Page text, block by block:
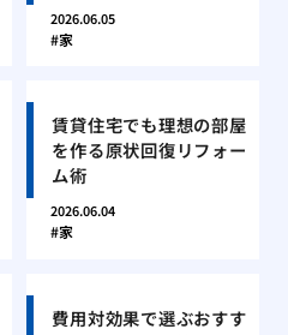
2026.06.05
家
賃貸住宅でも理想の部屋
を作る原状回復リフォー
ム術
2026.06.04
家
費用対効果で選ぶおすす